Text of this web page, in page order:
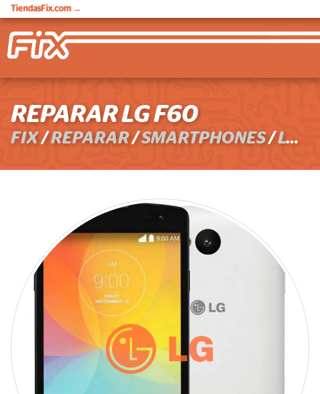
TiendasFix.com →
REPARAR LG F60
FIX/REPARAR/SMARTPHONES/LG